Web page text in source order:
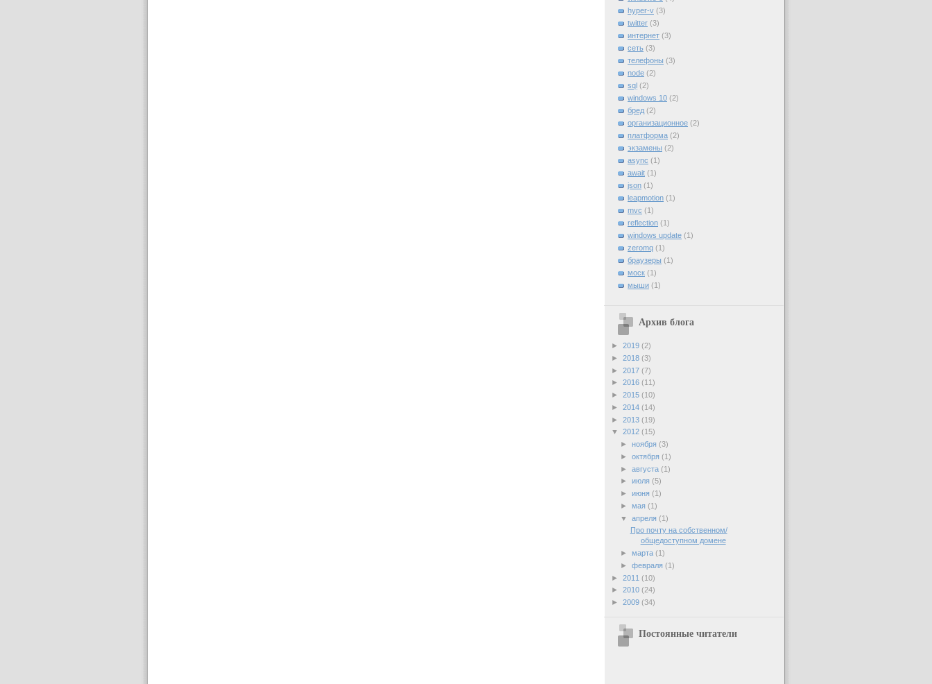
hyper-v (3)
twitter (3)
интернет (3)
сеть (3)
телефоны (3)
node (2)
sql (2)
windows 10 (2)
бред (2)
организационное (2)
платформа (2)
экзамены (2)
async (1)
await (1)
json (1)
leapmotion (1)
mvc (1)
reflection (1)
windows update (1)
zeromq (1)
браузеры (1)
моск (1)
мыши (1)
Архив блога
► 2019 (2)
► 2018 (3)
► 2017 (7)
► 2016 (11)
► 2015 (10)
► 2014 (14)
► 2013 (19)
▼ 2012 (15)
►ноября(3)
►октября(1)
►августа(1)
►июля(5)
►июня(1)
►мая(1)
▼апреля(1)
Про почту на собственном/
общедоступном домене
►марта(1)
►февраля(1)
► 2011 (10)
► 2010 (24)
► 2009 (34)
Постоянные читатели